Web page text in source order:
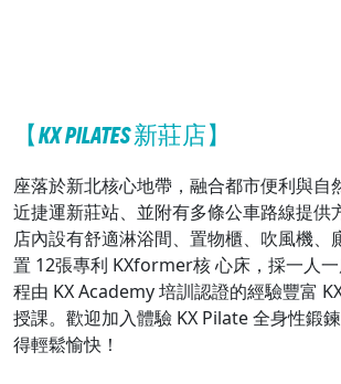
【KX PILATES 新莊店】
座落於新北核心地帶，融合都市便利與自
近捷運新莊站、並附有多條公車路線提供
店內設有舒適淋浴間、置物櫃、吹風機、
置 12張專利 KXformer核 心床，採一人
程由 KX Academy 培訓認證的經驗豐富
授課。歡迎加入體驗 KX Pilate 全身性鍛
得輕鬆愉快！